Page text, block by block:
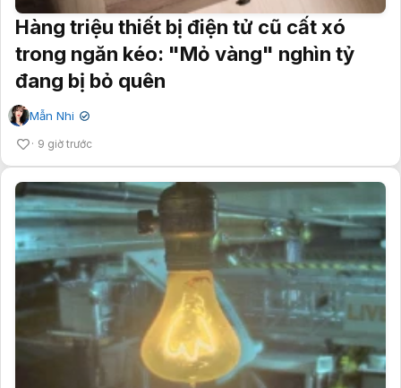
Hàng triệu thiết bị điện tử cũ cất xó
trong ngăn kéo: "Mỏ vàng" nghìn tỷ
đang bị bỏ quên
Mẫn Nhi ✔
9 giờ trước